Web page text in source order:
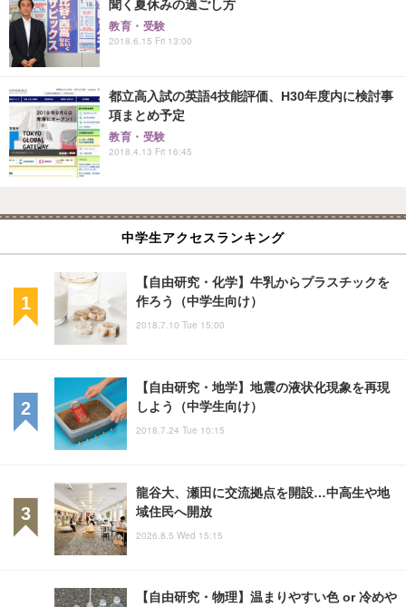
聞く夏休みの過ごし方
教育・受験
2018.6.15 Fri 13:00
都立高入試の英語4技能評価、H30年度内に検討事
項まとめ予定
教育・受験
2018.4.13 Fri 16:45
中学生アクセスランキング
【自由研究・化学】牛乳からプラスチックを
作ろう（中学生向け）
2018.7.10 Tue 15:00
【自由研究・地学】地震の液状化現象を再現
しよう（中学生向け）
2018.7.24 Tue 10:15
龍谷大、瀬田に交流拠点を開設…中高生や地
域住民へ開放
2026.8.5 Wed 15:15
【自由研究・物理】温まりやすい色 or 冷めや